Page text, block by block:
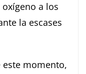
a los
la escases
este momento,